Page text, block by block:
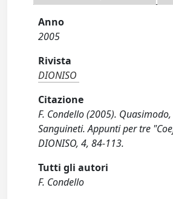
Anno
2005
Rivista
DIONISO
Citazione
F. Condello (2005).
Sanguineti. Appunti per tre
DIONISO, 4, 84-113.
Tutti gli autori
F. Condello